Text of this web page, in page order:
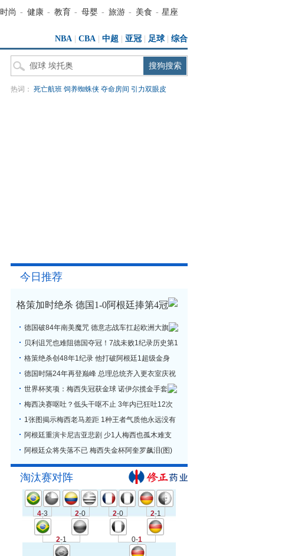
时尚 - 健康 - 教育 - 母婴 - 旅游 - 美食 - 星座
NBA CBA 中超 亚冠 足球| 综合
热词： 死亡航班 饲养蜘蛛侠 夺命房间 引力双眼皮
今日推荐
格策加时绝杀 德国1-0阿根廷捧第4冠
德国破84年南美魔咒 德意志战车扛起欧洲大旗
贝利诅咒也难阻德国夺冠！7战未败1纪录历史第1
格策绝杀创48年1纪录 他打破阿根廷1超级金身
德国时隔24年再登巅峰 总理总统齐入更衣室庆祝
世界杯奖项：梅西失冠获金球 诺伊尔揽金手套
梅西决赛呕吐？低头干呕不止 3年内已狂吐12次
1张图揭示梅西老马差距 1种王者气质他永远没有
阿根廷重演卡尼吉亚悲剧 少1人梅西也孤木难支
阿根廷众将失落不已 梅西失金杯阿奎罗飙泪(图)
淘汰赛对阵
4-3 2-0 2-0 2-1
2-1 0-1